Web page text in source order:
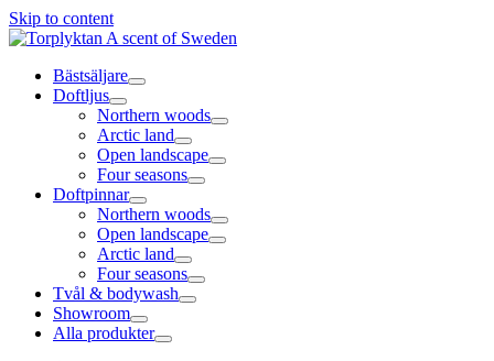
Skip to content
Bästsäljare
Doftljus
Northern woods
Arctic land
Open landscape
Four seasons
Doftpinnar
Northern woods
Open landscape
Arctic land
Four seasons
Tvål & bodywash
Showroom
Alla produkter